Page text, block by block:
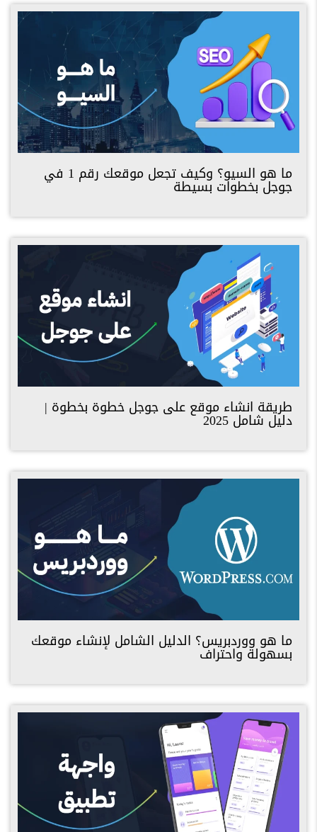
ما هو السيو؟ وكيف تجعل موقعك رقم 1 في
جوجل بخطوات بسيطة
طريقة انشاء موقع على جوجل خطوة بخطوة |
دليل شامل 2025
ما هو ووردبريس؟ الدليل الشامل لإنشاء موقعك
بسهولة واحتراف